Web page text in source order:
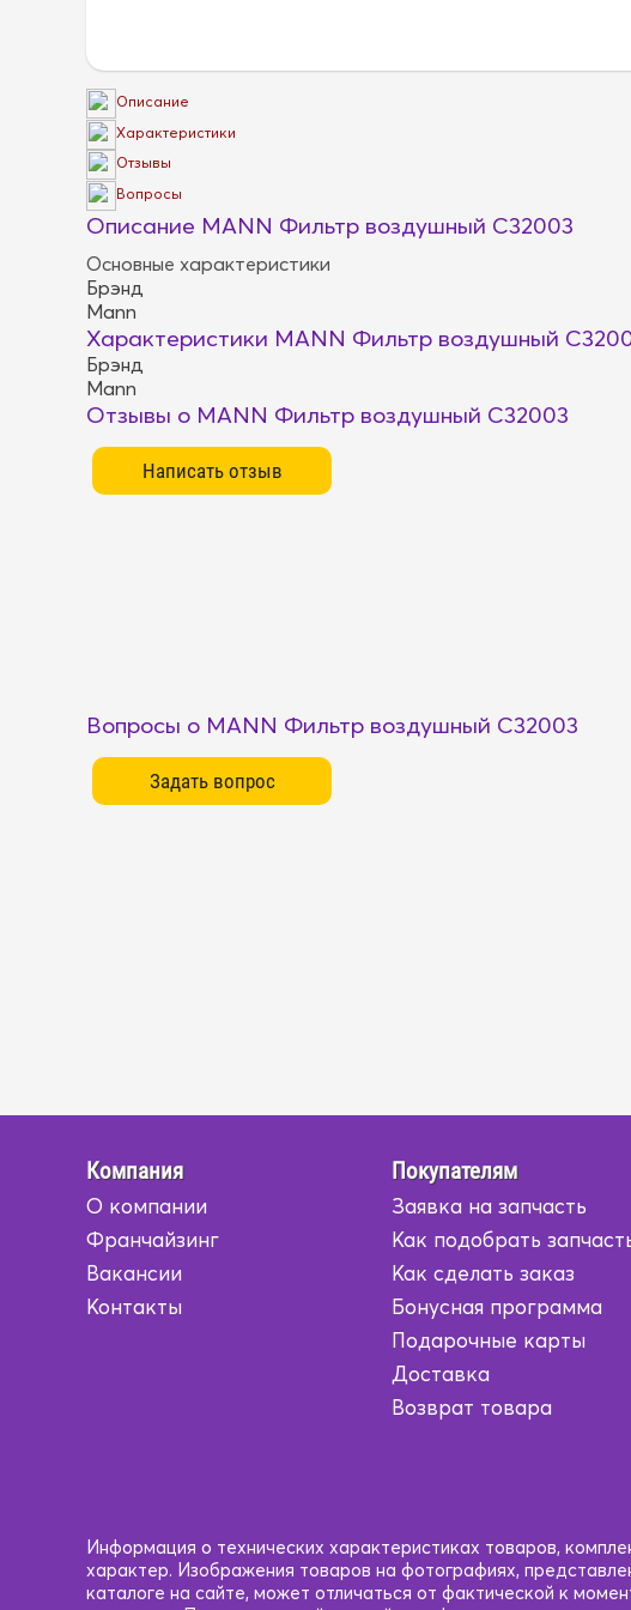
Описание
Характеристики
Отзывы
Вопросы
Описание MANN Фильтр воздушный C32003
Основные характеристики
Брэнд
Mann
Характеристики MANN Фильтр воздушный
Брэнд
Mann
Отзывы о MANN Фильтр воздушный C32003
Вопросы о MANN Фильтр воздушный C32003
Компания
О компании
Франчайзинг
Вакансии
Контакты
Покупателям
Заявка на запчасть
Как подобрать
Как сделать заказ
Бонусная программа
Подарочные карты
Доставка
Возврат товара
Информация о технических характеристиках товаров,
характер. Изображения товаров на фотографиях,
каталоге на сайте, может отличаться от фактической к